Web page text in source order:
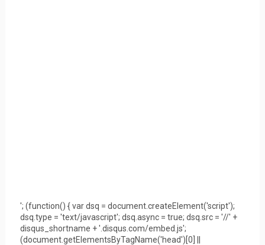
'; (function() { var dsq = document.createElement('script');
dsq.type = 'text/javascript'; dsq.async = true; dsq.src = '//' +
disqus_shortname + '.disqus.com/embed.js';
(document.getElementsByTagName('head')[0] ||